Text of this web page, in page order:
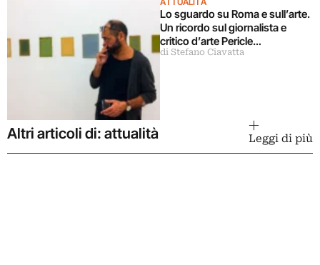
Lo sguardo su Roma e sull’arte.
Un ricordo sul giornalista e
critico d’arte Pericle
Guaglianone
di Stefano Ciavatta
Altri articoli di: attualità Leggi di più